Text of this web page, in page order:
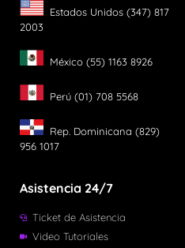
Estados Unidos (347) 817
2003
México (55) 1163 8926
Perú (01) 708 5568
Rep. Dominicana (829)
956 1017
Asistencia 24/7
Ticket de Asistencia
Video Tutoriales